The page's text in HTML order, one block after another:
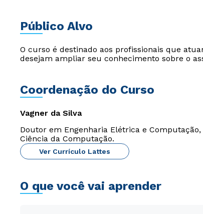
Público Alvo
O curso é destinado aos profissionais que
desejam ampliar seu conhecimento sobre o
Coordenação do Curso
Vagner da Silva
Doutor em Engenharia Elétrica e
Ciência da Computação.
Ver Currículo Lattes
O que você vai aprender